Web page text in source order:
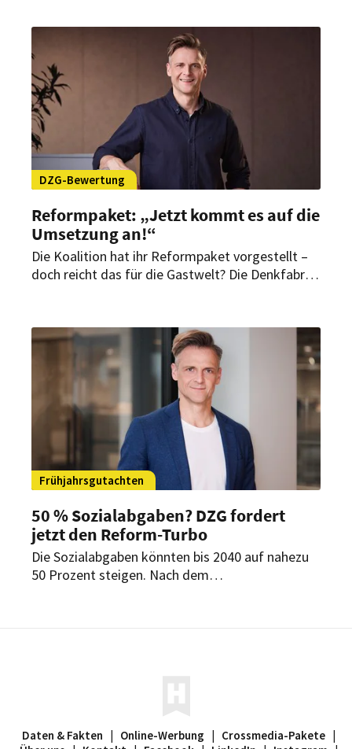
Branche als Wachstumstreiber stärken soll.
DZG-Bewertung
Reformpaket: „Jetzt kommt es auf die
Umsetzung an!“
Die Koalition hat ihr Reformpaket vorgestellt –
doch reicht das für die Gastwelt? Die Denkfabrik
Zugleich bleiben aus ihrer Sicht zentrale Fragen
für das Gastgewerbe offen.
Frühjahrsgutachten
50 % Sozialabgaben? DZG fordert
jetzt den Reform-Turbo
Die Sozialabgaben könnten bis 2040 auf nahezu
50 Prozent steigen. Nach dem
Daten & Fakten Online-Werbung Crossmedia-Pakete